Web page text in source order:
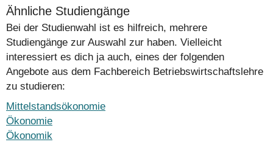
Ähnliche Studiengänge
Bei der Studienwahl ist es hilfreich, mehrere
Studiengänge zur Auswahl zur haben. Vielleicht
interessiert es dich ja auch, eines der folgenden
Angebote aus dem Fachbereich Betriebswirtschaftslehre
zu studieren:
Mittelstandsökonomie
Ökonomie
Ökonomik